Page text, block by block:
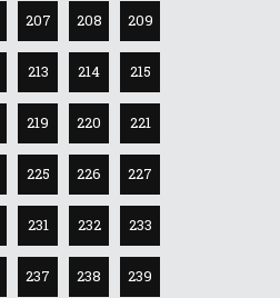
207 208 209
213 214 215
219 220 221
225 226 227
231 232 233
237 238 239